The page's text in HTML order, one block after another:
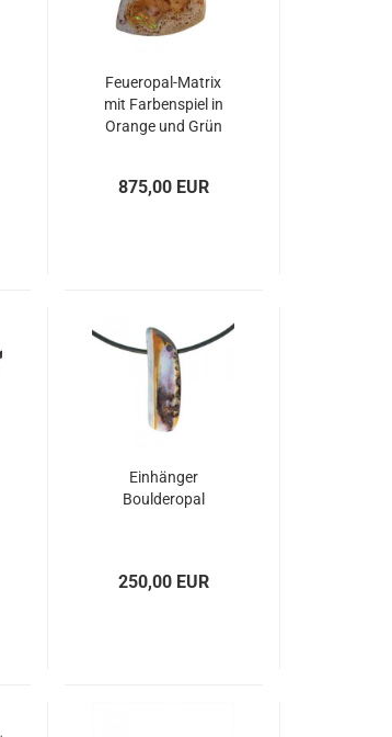
Feueropal-Matrix
mit Farbenspiel in
Orange und Grün
875,00 EUR
Einhänger
Boulderopal
250,00 EUR